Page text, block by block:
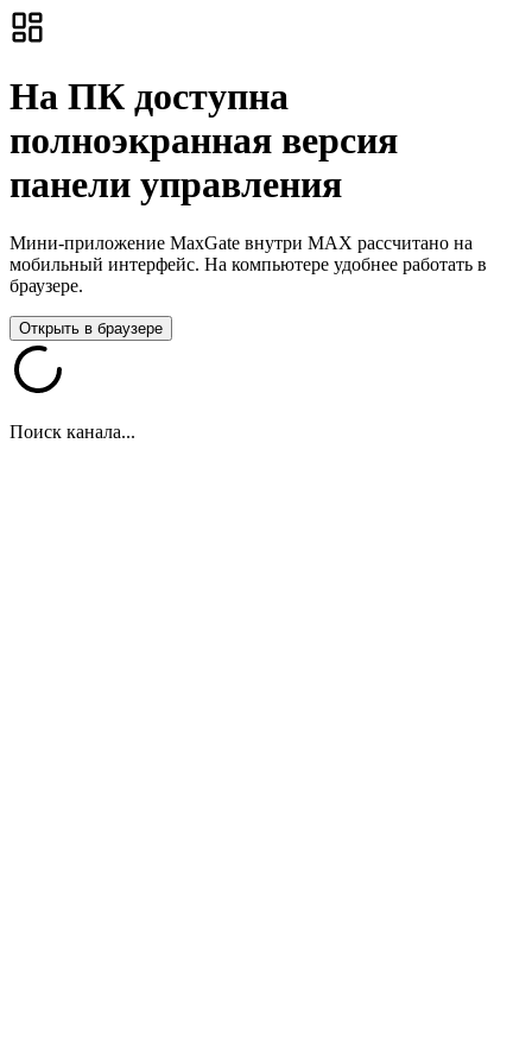
На ПК доступна
полноэкранная версия
панели управления
Мини-приложение MaxGate внутри MAX рассчитано на
мобильный интерфейс. На компьютере удобнее работать в
браузере.
Открыть в браузере
Поиск канала...